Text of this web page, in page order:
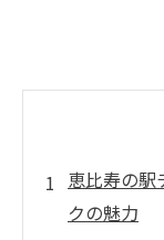
恵比寿の駅
クの魅力